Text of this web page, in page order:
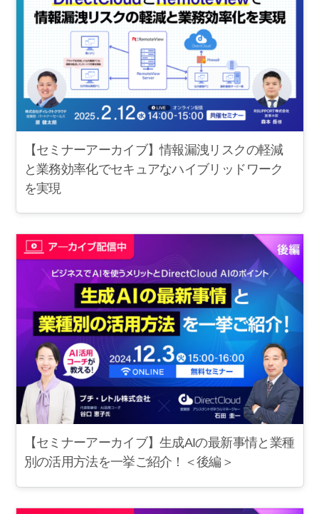
【セミナーアーカイブ】情報漏洩リスクの軽減
と業務効率化でセキュアなハイブリッドワーク
を実現
【セミナーアーカイブ】生成AIの最新事情と業種
別の活用方法を一挙ご紹介！＜後編＞